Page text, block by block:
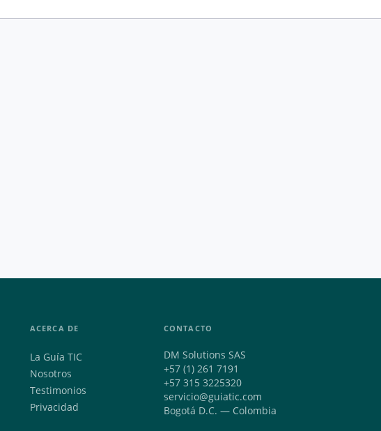
ACERCA DE
La Guía TIC
Nosotros
Testimonios
Privacidad
CONTACTO
DM Solutions SAS
+57 (1) 261 7191
+57 315 3225320
servicio@guiatic.com
Bogotá D.C. — Colombia